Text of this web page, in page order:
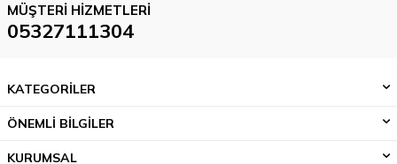
MÜŞTERI HIZMETLERI
05327111304
KATEGORİLER
ÖNEMLİ BİLGİLER
KURUMSAL